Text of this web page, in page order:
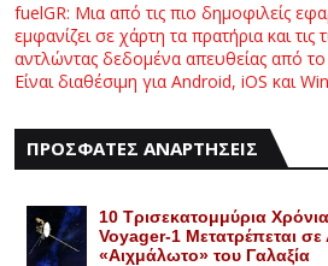
fuelGR: Μια από τις πιο δημοφιλείς
εμφανίζει σε χάρτη τα πρατήρια και τις
αντλώντας δεδομένα απευθείας από
Είναι διαθέσιμη για Android, iOS και
ΠΡΟΣΦΑΤΕΣ ΑΝΑΡΤΗΣΕΙΣ
10 Τρισεκατομμύρια
Voyager-1 Μετατρέπεται σε
«Αιχμάλωτο» του Γαλαξία